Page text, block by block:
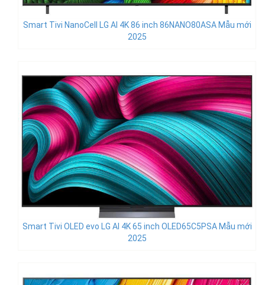
Smart Tivi NanoCell LG AI 4K 86 inch 86NANO80ASA Mẫu mới
2025
Smart Tivi OLED evo LG AI 4K 65 inch OLED65C5PSA Mẫu mới
2025